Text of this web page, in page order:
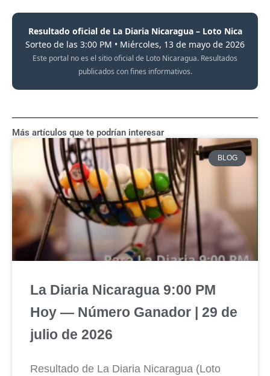
Resultado oficial de La Diaria Nicaragua – Loto Nica
Sorteo de las 3:00 PM • Miércoles, 13 de mayo de 2026
Este portal no es el sitio oficial de Loto Nicaragua. Resultados
publicados con fines informativos.
Más artículos que te podrían interesar
BLOG
La Diaria Nicaragua 9:00 PM
Hoy — Número Ganador | 29 de
julio de 2026
Resultado de La Diaria Nicaragua (Loto